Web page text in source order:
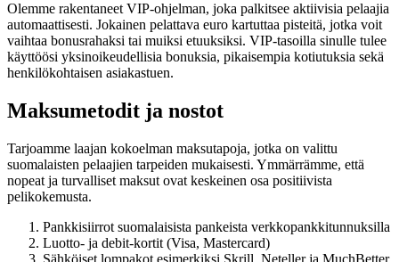
Olemme rakentaneet VIP-ohjelman, joka palkitsee aktiivisia pelaajia
automaattisesti. Jokainen pelattava euro kartuttaa pisteitä, jotka voit
vaihtaa bonusrahaksi tai muiksi etuuksiksi. VIP-tasoilla sinulle tulee
käyttöösi yksinoikeudellisia bonuksia, pikaisempia kotiutuksia sekä
henkilökohtaisen asiakastuen.
Maksumetodit ja nostot
Tarjoamme laajan kokoelman maksutapoja, jotka on valittu
suomalaisten pelaajien tarpeiden mukaisesti. Ymmärrämme, että
nopeat ja turvalliset maksut ovat keskeinen osa positiivista
pelikokemusta.
Pankkisiirrot suomalaisista pankeista verkkopankkitunnuksilla
Luotto- ja debit-kortit (Visa, Mastercard)
Sähköiset lompakot esimerkiksi Skrill, Neteller ja MuchBetter